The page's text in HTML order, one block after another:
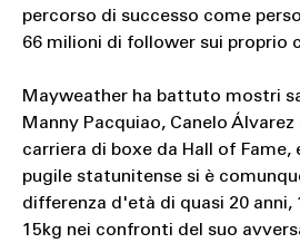
percorso di successo come
66 milioni di follower sui proprio
Mayweather ha battuto mostri
Manny Pacquiao, Canelo
carriera di boxe da Hall of Fame,
pugile statunitense si è
differenza d'età di quasi 20 anni,
15kg nei confronti del suo